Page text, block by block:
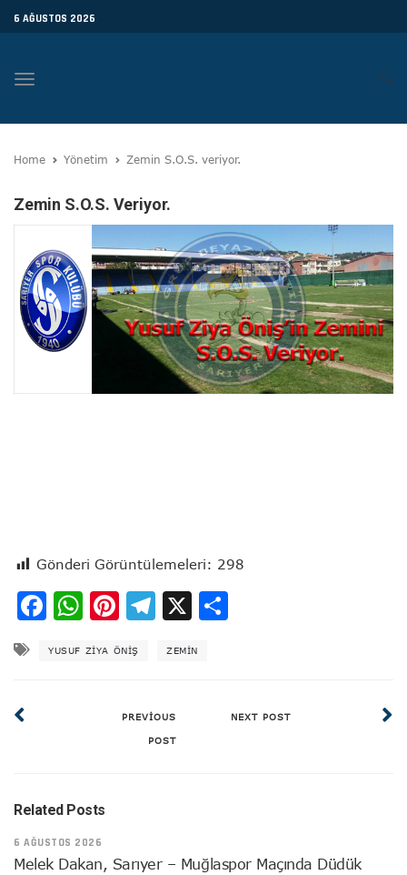
6 AĞUSTOS 2026
Toggle
Home Yönetim Zemin S.O.S. veriyor.
Zemin S.O.S. Veriyor.
Gönderi Görüntülemeleri: 298
Facebook
WhatsApp
Pinterest
Telegram
X
YUSUF ZIYA ÖNIŞ ZEMIN
PREVIOUS
POST
NEXT POST
Related Posts
6 AĞUSTOS 2026
Melek Dakan, Sarıyer – Muğlaspor Maçında Düdük